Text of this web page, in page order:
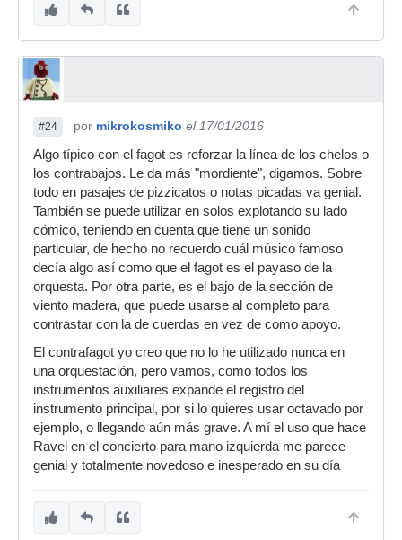
#24 por mikrokosmiko el 17/01/2016
Algo típico con el fagot es reforzar la línea de los chelos o
los contrabajos. Le da más "mordiente", digamos. Sobre
todo en pasajes de pizzicatos o notas picadas va genial.
También se puede utilizar en solos explotando su lado
cómico, teniendo en cuenta que tiene un sonido
particular, de hecho no recuerdo cuál músico famoso
decía algo así como que el fagot es el payaso de la
orquesta. Por otra parte, es el bajo de la sección de
viento madera, que puede usarse al completo para
contrastar con la de cuerdas en vez de como apoyo.
El contrafagot yo creo que no lo he utilizado nunca en
una orquestación, pero vamos, como todos los
instrumentos auxiliares expande el registro del
instrumento principal, por si lo quieres usar octavado por
ejemplo, o llegando aún más grave. A mí el uso que hace
Ravel en el concierto para mano izquierda me parece
genial y totalmente novedoso e inesperado en su día